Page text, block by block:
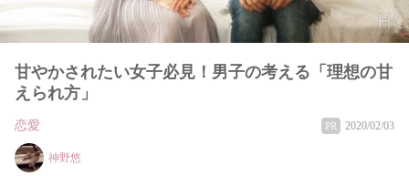
甘やかされたい女子必見！男子の考える「理想の甘
えられ方」
恋愛 PR 2020/02/03
神野悠